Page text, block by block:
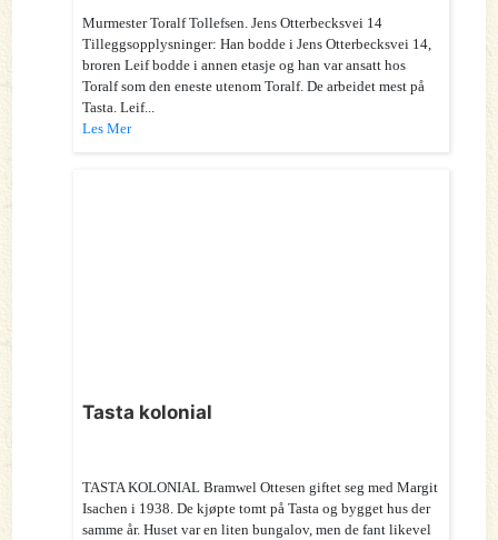
Murmester Toralf Tollefsen. Jens Otterbecksvei 14
Tilleggsopplysninger: Han bodde i Jens Otterbecksvei 14,
broren Leif bodde i annen etasje og han var ansatt hos
Toralf som den eneste utenom Toralf. De arbeidet mest på
Tasta. Leif...
Les Mer
Tasta kolonial
TASTA KOLONIAL Bramwel Ottesen giftet seg med Margit
Isachen i 1938. De kjøpte tomt på Tasta og bygget hus der
samme år. Huset var en liten bungalov, men de fant likevel